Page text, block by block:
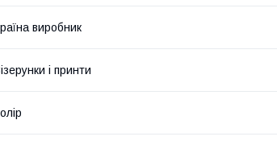
виробник
і принти